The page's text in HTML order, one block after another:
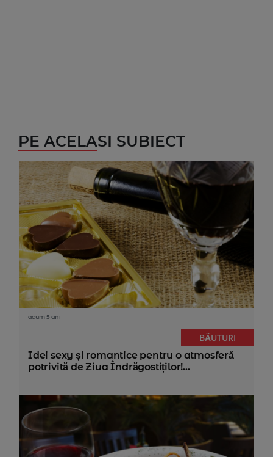
PE ACELASI SUBIECT
acum 5 ani
BĂUTURI
Idei sexy și romantice pentru o atmosferă
potrivită de Ziua Îndrăgostiților!...